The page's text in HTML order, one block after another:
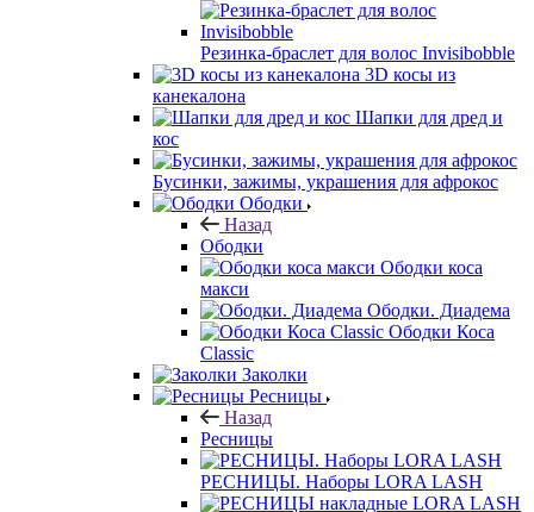
Резинка-браслет для волос Invisibobble
3D косы из
канекалона
Шапки для дред и
кос
Бусинки, зажимы, украшения для афрокос
Ободки
Назад
Ободки
Ободки коса
макси
Ободки. Диадема
Ободки Коса
Classic
Заколки
Ресницы
Назад
Ресницы
РЕСНИЦЫ. Наборы LORA LASH